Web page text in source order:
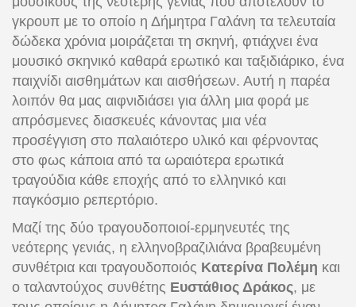
γκρουπ με το οποίο η Δήμητρα Γαλάνη τα τελευταία
δώδεκα χρόνια μοιράζεται τη σκηνή, φτιάχνει ένα
μουσικό σκηνικό καθαρά ερωτικό και ταξιδιάρικο, ένα
παιχνίδι αισθημάτων και αισθήσεων. Αυτή η παρέα
λοιπόν θα μας αιφνιδιάσει για άλλη μια φορά με
απρόσμενες διασκευές κάνοντας μια νέα
προσέγγιση στο παλαιότερο υλικό και φέρνοντας
στο φως κάποια από τα ωραιότερα ερωτικά
τραγούδια κάθε εποχής από το ελληνικό και
παγκόσμιο ρεπερτόριο.
Μαζί της δύο τραγουδοποιοί-ερμηνευτές της
νεότερης γενιάς, η ελληνοβραζιλιάνα βραβευμένη
συνθέτρια και τραγουδοποιός Κατερίνα Πολέμη και
ο ταλαντούχος συνθέτης Ευστάθιος Δράκος, με